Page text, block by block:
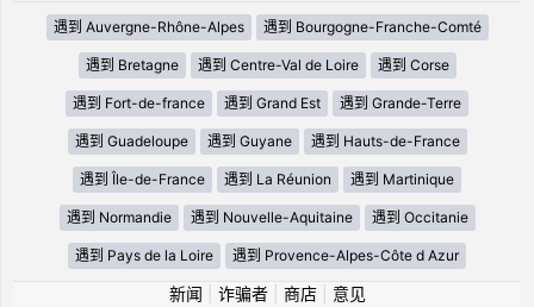
遇到 Auvergne-Rhône-Alpes 遇到 Bourgogne-Franche-Comté
遇到 Bretagne 遇到 Centre-Val de Loire 遇到 Corse
遇到 Fort-de-france 遇到 Grand Est 遇到 Grande-Terre
遇到 Guadeloupe 遇到 Guyane 遇到 Hauts-de-France
遇到 Île-de-France 遇到 La Réunion 遇到 Martinique
遇到 Normandie 遇到 Nouvelle-Aquitaine 遇到 Occitanie
遇到 Pays de la Loire 遇到 Provence-Alpes-Côte d Azur
新闻 诈骗者| 商店| 意见